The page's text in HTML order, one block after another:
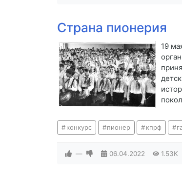
Страна пионерия
19
конкурс пионер кпрф
— 06.04.2022 1.53K